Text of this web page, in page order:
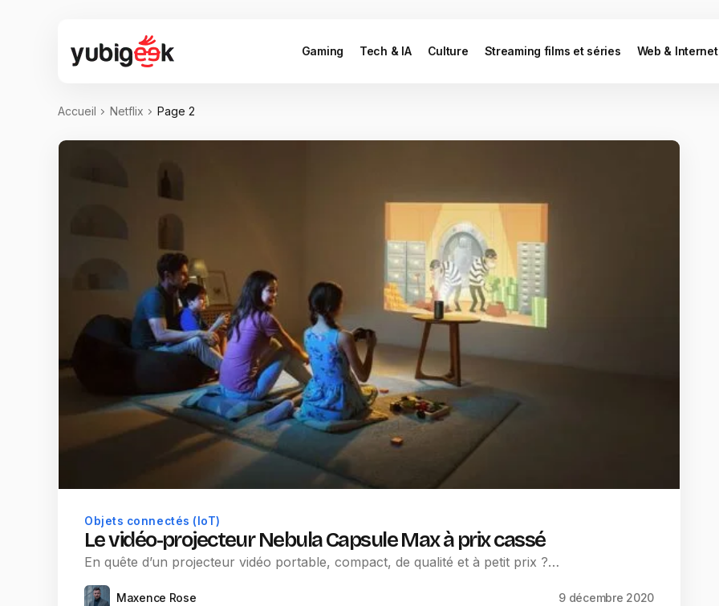
Gaming Tech & IA Culture Streaming films et séries Web & Internet
Accueil Netflix Page 2
Objets connectés (IoT)
Le vidéo-projecteur Nebula Capsule Max à prix cassé
En quête d’un projecteur vidéo portable, compact, de qualité et à petit prix ?…
Maxence Rose 9 décembre 2020